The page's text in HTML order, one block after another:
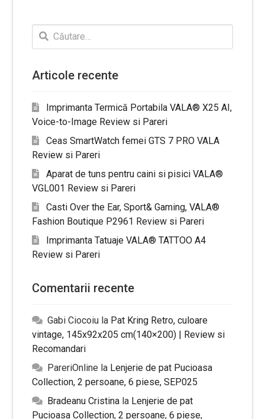
Caută
după:
Articole recente
Imprimanta Termică Portabila VALA® X25 AI,
Voice-to-Image Review si Pareri
Ceas SmartWatch femei GTS 7 PRO VALA
Review si Pareri
Aparat de tuns pentru caini si pisici VALA®
VGL001 Review si Pareri
Casti Over the Ear, Sport& Gaming, VALA®
Fashion Boutique P2961 Review si Pareri
Imprimanta Tatuaje VALA® TATTOO A4
Review si Pareri
Comentarii recente
Gabi Ciocoiu la Pat Kring Retro, culoare
vintage, 145x92x205 cm(140×200) | Review si
Recomandari
PareriOnline la Lenjerie de pat Pucioasa
Collection, 2 persoane, 6 piese, SEP025
Bradeanu Cristina la Lenjerie de pat
Pucioasa Collection, 2 persoane, 6 piese,